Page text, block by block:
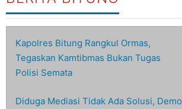
Kapolres Bitung Rangkul Ormas,
Tegaskan Kamtibmas Bukan Tugas
Polisi Semata
Diduga Mediasi Tidak Ada Solusi, Demo